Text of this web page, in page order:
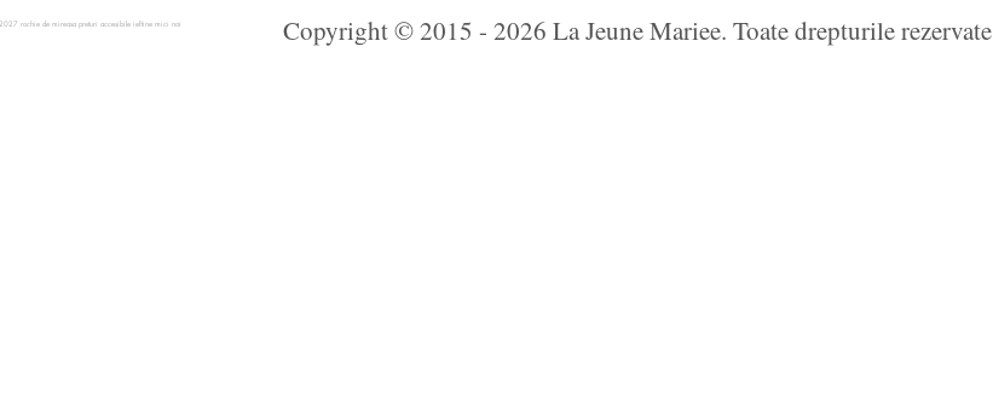
rochie de mireasa preturi accesibile ieftine mici noi Copyright © 2015 - 2026 La Jeune Mariee. Toate drepturile rezervate